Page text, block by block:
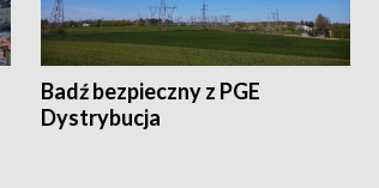
Badź bezpieczny z PGE
Dystrybucja